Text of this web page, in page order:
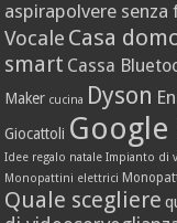
aspirapolvere senza
Vocale Casa
smart Cassa
Maker cucina Dyson
Giocattoli
Idee regalo natale Impianto di
Monopattini elettrici
Quale scegliere